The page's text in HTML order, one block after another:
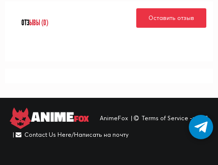
ОТЗЫВЫ (0)
Оставить отзыв
ANIMEFOX AnimeFox | Terms of Service -> TOS
| Contact Us Here/Написать на почту